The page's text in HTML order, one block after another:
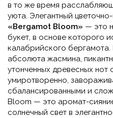
в то же время
уюта. Элегантный
«Bergamot Bloom» — это
букет, в основе которого
калабрийского
абсолюта жасмина,
утонченных древесных нот
умиротворенно,
сбалансированными и
Bloom — это аромат-
солнечный свет в